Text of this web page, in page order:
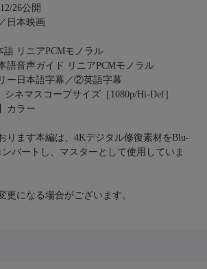
26公開
日本映画
リニアPCMモノラル
音声ガイド リニアPCMモノラル
ー日本語字幕／②英語字幕
ネマスコープサイズ［1080p/Hi-Def］
カラー
ります本編は、4Kデジタル修復素材をBlu-
バートし、マスターとして使用していま
になる場合がございます。